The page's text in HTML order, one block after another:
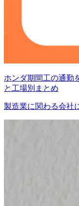
ホンダ期間工の通勤
と工場別まとめ
製造業に関わる会社